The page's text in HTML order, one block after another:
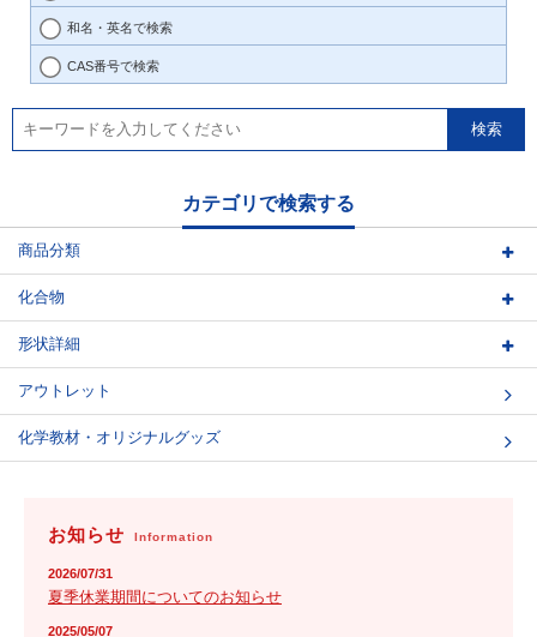
和名・英名で検索
CAS番号で検索
カテゴリで検索する
商品分類
化合物
形状詳細
アウトレット
化学教材・オリジナルグッズ
お知らせ Information
2026/07/31
夏季休業期間についてのお知らせ
2025/05/07